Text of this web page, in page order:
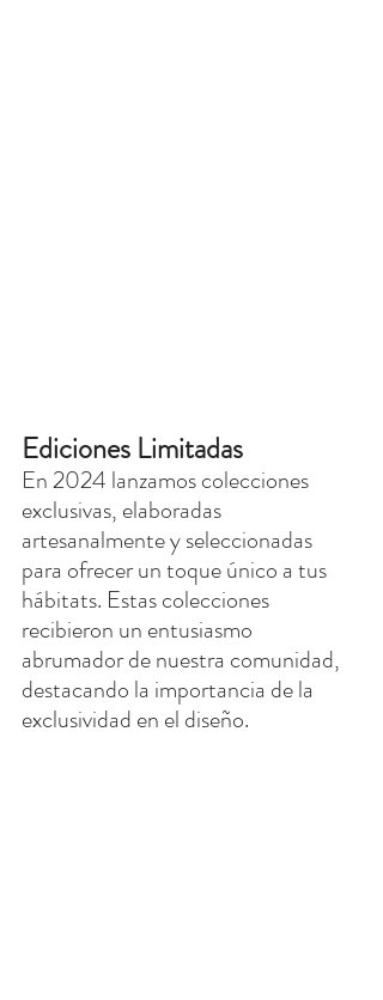
Ediciones Limitadas
En 2024 lanzamos colecciones
exclusivas, elaboradas
artesanalmente y seleccionadas
para ofrecer un toque único a tus
hábitats. Estas colecciones
recibieron un entusiasmo
abrumador de nuestra comunidad,
destacando la importancia de la
exclusividad en el diseño.